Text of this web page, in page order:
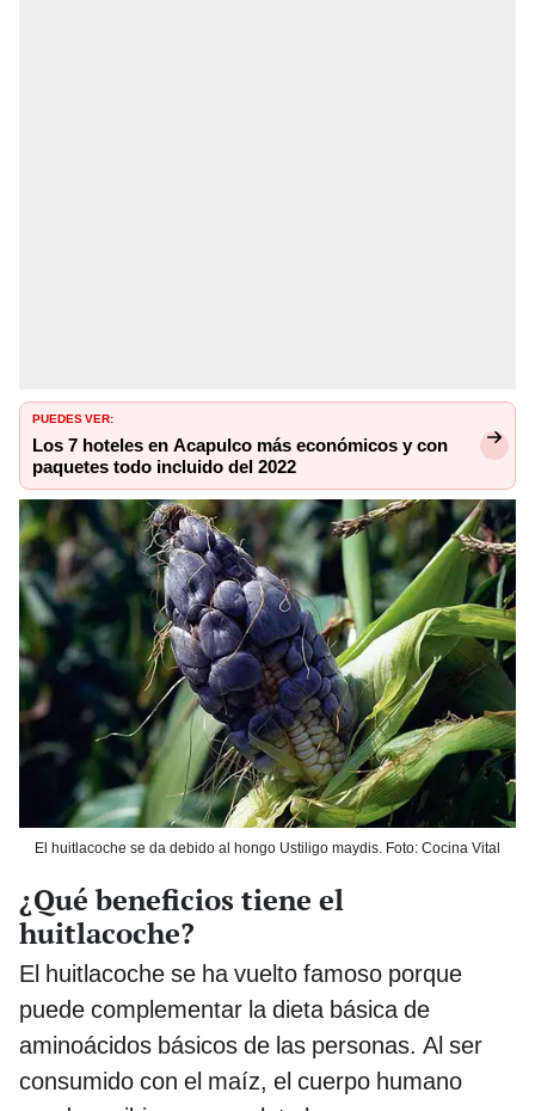
PUEDES VER:
Los 7 hoteles en Acapulco más económicos y con
paquetes todo incluido del 2022
El huitlacoche se da debido al hongo Ustiligo maydis. Foto: Cocina Vital
¿Qué beneficios tiene el
huitlacoche?
El huitlacoche se ha vuelto famoso porque
puede complementar la dieta básica de
aminoácidos básicos de las personas. Al ser
consumido con el maíz, el cuerpo humano